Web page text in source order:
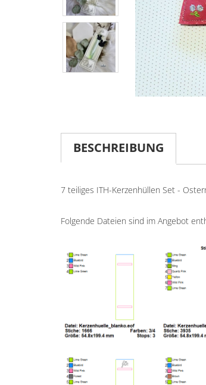
BESCHREIBUNG
7 teiliges ITH-Kerzenhüllen Set -
Folgende Dateien sind im Angebot